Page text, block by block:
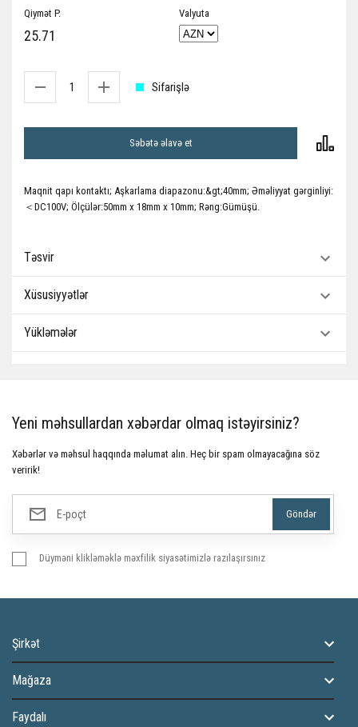
Qiymət P.
25.71
Valyuta
Sifarişlə
Səbətə əlavə et
Maqnit qapı kontaktı; Aşkarlama diapazonu:&gt;40mm; Əməliyyat gərginliyi:
＜DC100V; Ölçülər:50mm x 18mm x 10mm; Rəng:Gümüşü.
Təsvir
Xüsusiyyətlər
Yükləmələr
Yeni məhsullardan xəbərdar olmaq istəyirsiniz?
Xəbərlər və məhsul haqqında məlumat alın. Heç bir spam olmayacağına söz
veririk!
Düyməni klikləməklə məxfilik siyasətimizlə razılaşırsınız
Şirkət
Mağaza
Faydalı